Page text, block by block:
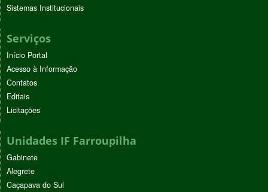
Sistemas Institucionais
Serviços
Início Portal
Acesso à Informação
Contatos
Editais
Licitações
Unidades IF Farroupilha
Gabinete
Alegrete
Caçapava do Sul